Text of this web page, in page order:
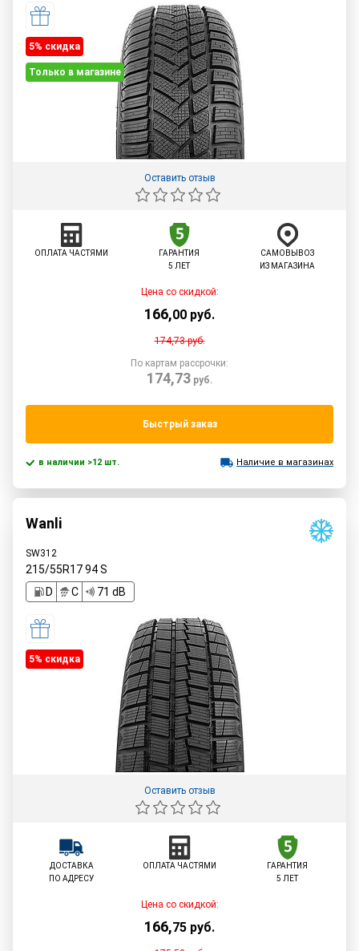
5% cкидка
Только в магазине
Оставить отзыв
ОПЛАТА ЧАСТЯМИ
ГАРАНТИЯ
5 ЛЕТ
САМОВЫВОЗ
ИЗ МАГАЗИНА
Цена со скидкой:
166,00 руб.
174,73руб.
По картам рассрочки:
174,73руб.
Быстрый заказ
в наличии >12 шт. Наличие в магазинах
Wanli
SW312
215/55R1794S
D
C 71 dB
5% cкидка
Оставить отзыв
ДОСТАВКА
ПО АДРЕСУ
ОПЛАТА ЧАСТЯМИ
ГАРАНТИЯ
5 ЛЕТ
Цена со скидкой:
166,75 руб.